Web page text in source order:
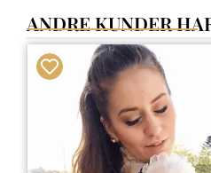
ANDRE KUNDER